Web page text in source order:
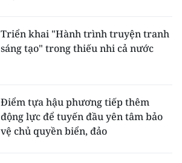
Triển khai "Hành trình truyện tranh
sáng tạo" trong thiếu nhi cả nước
Điểm tựa hậu phương tiếp thêm
động lực để tuyến đầu yên tâm bảo
vệ chủ quyền biển, đảo